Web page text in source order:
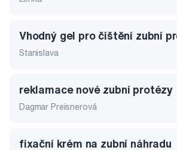
Vhodný gel pro čištění zubní
Stanislava
reklamace nové zubní protézy
Dagmar Preisnerová
fixační krém na zubní náhradu